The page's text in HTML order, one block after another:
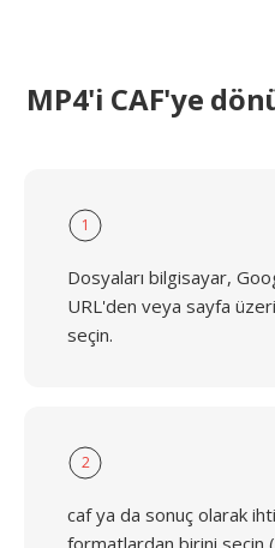
MP4'i CAF'ye
1
Dosyaları bilgisayar,
URL'den veya sayfa
seçin.
2
caf ya da sonuç olarak
formatlardan birini seçin